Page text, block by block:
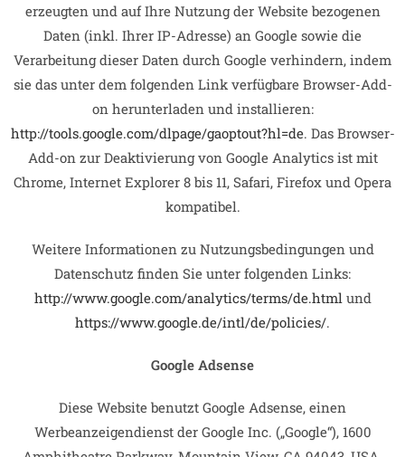
erzeugten und auf Ihre Nutzung der Website bezogenen
Daten (inkl. Ihrer IP-Adresse) an Google sowie die
Verarbeitung dieser Daten durch Google verhindern, indem
sie das unter dem folgenden Link verfügbare Browser-Add-
on herunterladen und installieren:
http://tools.google.com/dlpage/gaoptout?hl=de. Das Browser-
Add-on zur Deaktivierung von Google Analytics ist mit
Chrome, Internet Explorer 8 bis 11, Safari, Firefox und Opera
kompatibel.
Weitere Informationen zu Nutzungsbedingungen und
Datenschutz finden Sie unter folgenden Links:
http://www.google.com/analytics/terms/de.html und
https://www.google.de/intl/de/policies/.
Google Adsense
Diese Website benutzt Google Adsense, einen
Werbeanzeigendienst der Google Inc. („Google“), 1600